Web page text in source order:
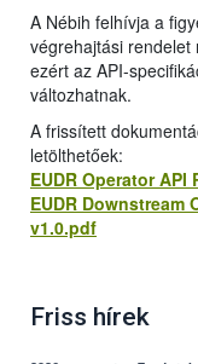
A Nébih felhívja a
végrehajtási
ezért az API-
változhatnak.
A frissített
letölthetőek:
EUDR Operator
EUDR Downstream
v1.0.pdf
Friss hírek